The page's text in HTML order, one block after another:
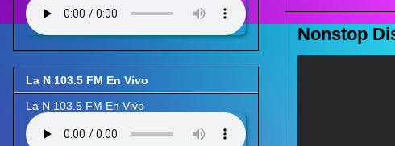
Nonstop
La N 103.5 FM En Vivo
La N 103.5 FM En Vivo